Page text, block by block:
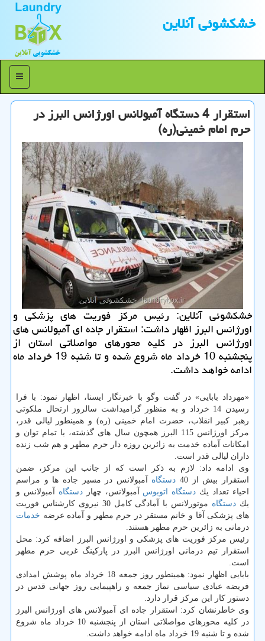
خشكشوئی آنلاین
منو
استقرار 4 دستگاه آمبولانس اورژانس البرز در
حرم امام خمینی(ره)
خشكشوئی آنلاین: رئیس مركز فوریت های پزشكی و
اورژانس البرز اظهار داشت: استقرار جاده ای آمبولانس های
اورژانس البرز در كلیه محورهای مواصلاتی استان از
پنجشنبه 10 خرداد ماه شروع شده و تا شنبه 19 خرداد ماه
ادامه خواهد داشت.
«مهرداد بابایی» در گفت وگو با خبرنگار ایسنا، اظهار نمود: با فرا
رسیدن 14 خرداد و به منظور گرامیداشت سالروز ارتحال ملكوتی
رهبر كبیر انقلاب، حضرت امام خمینی (ره) و همینطور لیالی قدر،
مركز اورژانس 115 البرز همچون سال های گذشته، با تمام توان و
امكانات آماده خدمت به زائرین روزه دار حرم مطهر و هم شب زنده
داران لیالی قدر است.
وی ادامه داد: لازم به ذكر است كه از جانب این مركز، ضمن
استقرار بیش از 40
دستگاه آمبولانس در مسیر جاده ها و مراسم
احیاء تعداد یك دستگاه اتوبوس آمبولانس، چهاردستگاه آمبولانس و
یك دستگاه
موتورلانس با آمادگی كامل 30 نیروی كارشناس فوریت
های پزشكی آقا و خانم مستقر در حرم مطهر و آماده عرضه خدمات
درمانی به زائرین حرم مطهر هستند.
رئیس مركز فوریت های پزشكی و اورژانس البرز اضافه كرد: محل
استقرار تیم درمانی اورژانس البرز در پاركینگ غربی حرم مطهر
است.
بابایی اظهار نمود: همینطور روز جمعه 18 خرداد ماه پوشش امدادی
فریضه عبادی سیاسی نماز جمعه و راهپیمایی روز جهانی قدس در
دستور كار این مركز قرار دارد.
وی خاطرنشان كرد: استقرار جاده ای آمبولانس های اورژانس البرز
در كلیه محورهای مواصلاتی استان از پنجشنبه 10 خرداد ماه شروع
شده و تا شنبه 19 خرداد ماه ادامه خواهد داشت.